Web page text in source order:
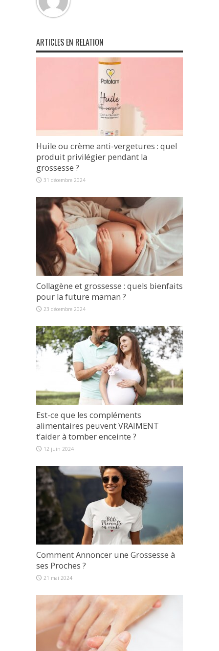
ARTICLES EN RELATION
Huile ou crème anti-vergetures : quel
produit privilégier pendant la
grossesse ?
31 décembre 2024
Collagène et grossesse : quels bienfaits
pour la future maman ?
23 décembre 2024
Est-ce que les compléments
alimentaires peuvent VRAIMENT
t’aider à tomber enceinte ?
12 juin 2024
Comment Annoncer une Grossesse à
ses Proches ?
21 mai 2024